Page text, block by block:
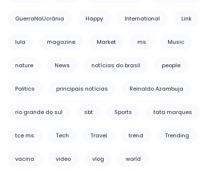
GuerraNaUcrânia Happy International Link
lula magazine Market ms Music
nature News notícias do brasil people
Politics principais notícias Reinaldo Azambuja
rio grande do sul sbt Sports tata marques
tce ms Tech Travel trend Trending
vacina video vlog world